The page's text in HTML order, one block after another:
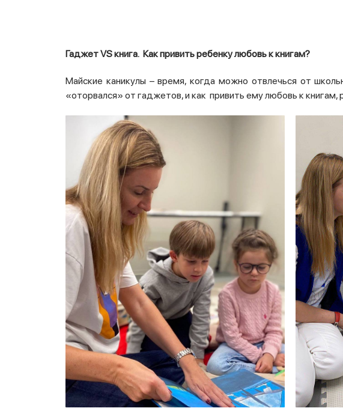
Гаджет VS книга. Как привить ребенку любовь к книгам?
Майские каникулы – время, когда можно отвлечься от
«оторвался» от гаджетов, и как привить ему любовь к